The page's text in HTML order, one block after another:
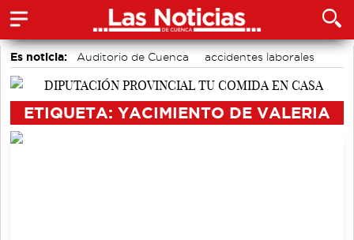
Es noticia: Auditorio de Cuenca
accidentes laborales
Medio Ambiente
ETIQUETA: YACIMIENTO DE VALERIA